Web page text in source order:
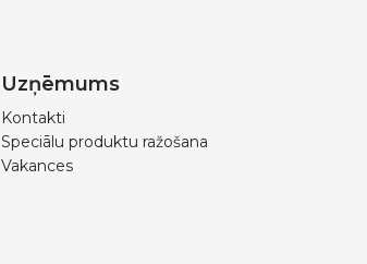
Uzņēmums
Kontakti
Speciālu produktu ražošana
Vakances